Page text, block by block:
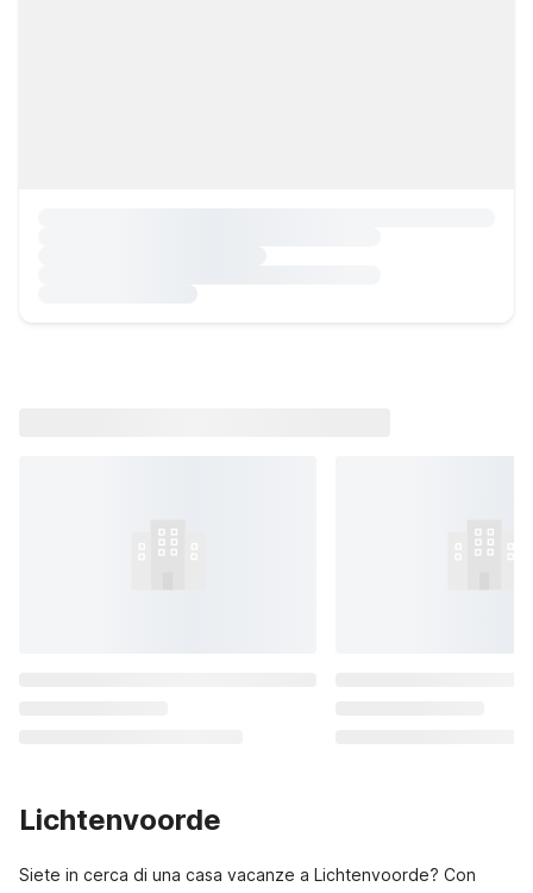
Lichtenvoorde
Siete in cerca di una casa vacanze a Lichtenvoorde? Con